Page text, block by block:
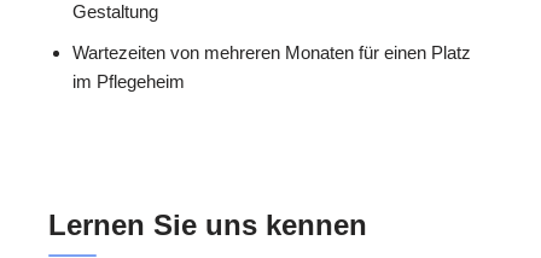
Gestaltung
Wartezeiten von mehreren Monaten für einen Platz
im Pflegeheim
Lernen Sie uns kennen